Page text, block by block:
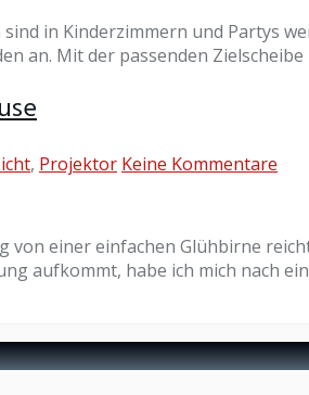
in Kinderzimmern und Partys
an. Mit der passenden
, Projektor Keine Kommentare
einer einfachen Glühbirne
aufkommt, habe ich mich nach